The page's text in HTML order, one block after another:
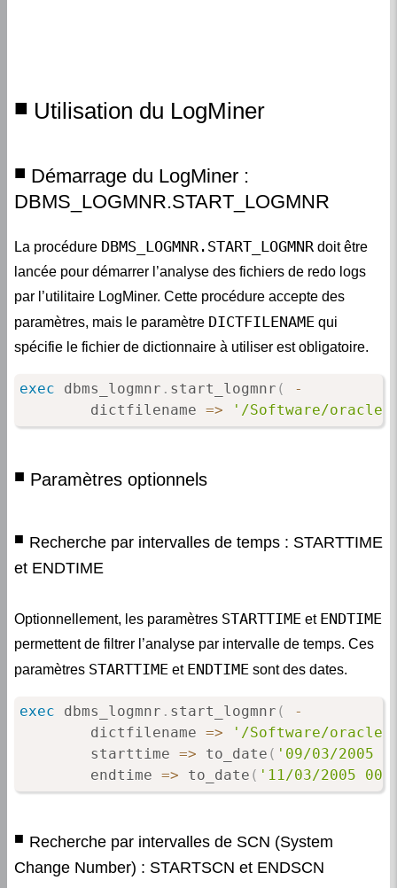
Utilisation du LogMiner
Démarrage du LogMiner :
DBMS_LOGMNR.START_LOGMNR
La procédure DBMS_LOGMNR.START_LOGMNR doit être
lancée pour démarrer l’analyse des fichiers de redo logs
par l’utilitaire LogMiner. Cette procédure accepte des
paramètres, mais le paramètre DICTFILENAME qui
spécifie le fichier de dictionnaire à utiliser est obligatoire.
exec dbms_logmnr . start_logmnr (
-
        dictfilename
=> '/Software/oracle/
Paramètres optionnels
Recherche par intervalles de temps : STARTTIME
et ENDTIME
Optionnellement, les paramètres STARTTIME et ENDTIME
permettent de filtrer l’analyse par intervalle de temps. Ces
paramètres STARTTIME et ENDTIME sont des dates.
exec dbms_logmnr . start_logmnr (
-
        dictfilename
=>
'/Software/oracle/
        starttime
=> to_date ( '09/03/2005
        endtime
=> to_date ( '11/03/2005
Recherche par intervalles de SCN (System
Change Number) : STARTSCN et ENDSCN